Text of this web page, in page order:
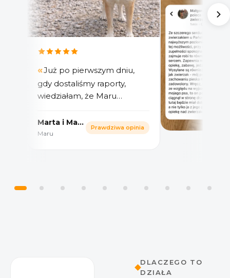
Już po pierwszym dniu,
gdy dostaliśmy raporty,
wiedziałam, że Maru
super spacery. Można bez
obaw wyjechać na wakacje
Marta i Marcin
Maru
Prawdziwa opinia
DLACZEGO TO
DZIAŁA